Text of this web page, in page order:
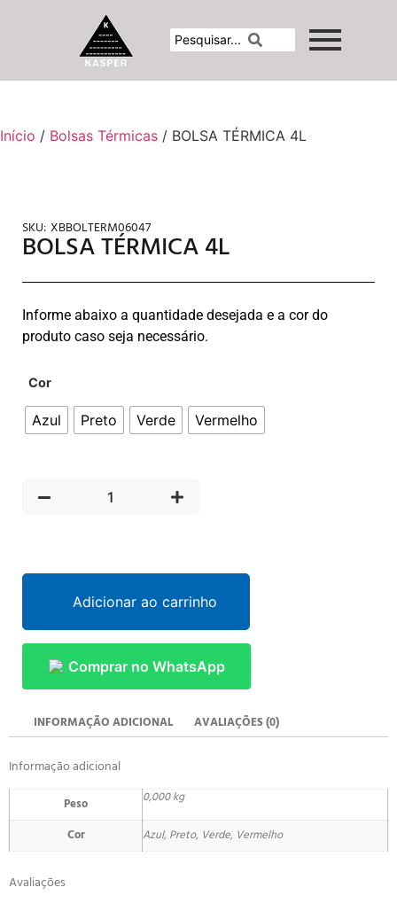
Início / Bolsas Térmicas / BOLSA TÉRMICA 4L
SKU: XBBOLTERM06047
BOLSA TÉRMICA 4L
Informe abaixo a quantidade desejada e a cor do
produto caso seja necessário.
Cor
Azul Preto Verde Vermelho
Adicionar ao carrinho
Comprar no WhatsApp
INFORMAÇÃO ADICIONAL AVALIAÇÕES (0)
Informação adicional
Peso 0,000 kg
Cor Azul, Preto, Verde, Vermelho
Avaliações